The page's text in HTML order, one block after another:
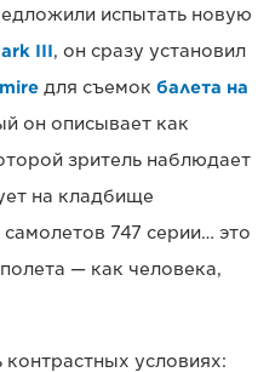
испытать новую
III, он сразу установил
для съемок балета на
он описывает как
зритель наблюдает
на кладбище
747 серии… это
— как человека,
условиях: